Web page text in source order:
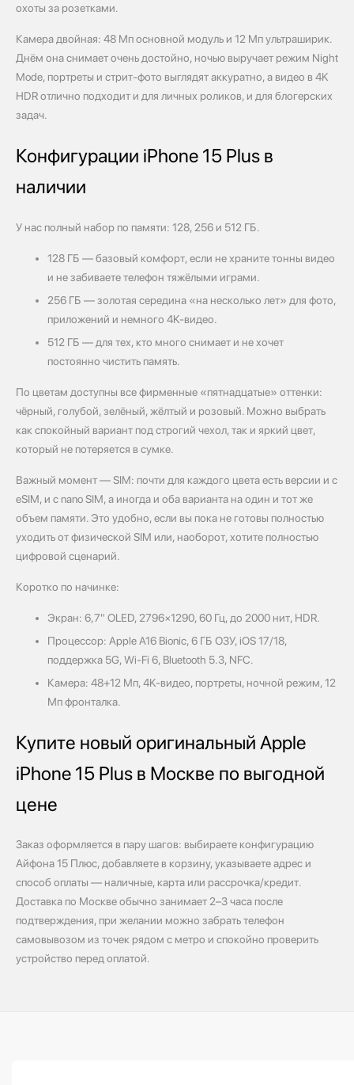
охоты за розетками.
Камера двойная: 48 Мп основной модуль и 12 Мп ультраширик.
Днём она снимает очень достойно, ночью выручает режим Night
Mode, портреты и стрит‑фото выглядят аккуратно, а видео в 4K
HDR отлично подходит и для личных роликов, и для блогерских
задач.
Конфигурации iPhone 15 Plus в
наличии
У нас полный набор по памяти: 128, 256 и 512 ГБ.
128 ГБ — базовый комфорт, если не храните тонны видео
и не забиваете телефон тяжёлыми играми.
256 ГБ — золотая середина «на несколько лет» для фото,
приложений и немного 4K‑видео.
512 ГБ — для тех, кто много снимает и не хочет
постоянно чистить память.
По цветам доступны все фирменные «пятнадцатые» оттенки:
чёрный, голубой, зелёный, жёлтый и розовый. Можно выбрать
как спокойный вариант под строгий чехол, так и яркий цвет,
который не потеряется в сумке.
Важный момент — SIM: почти для каждого цвета есть версии и с
eSIM, и с nano SIM, а иногда и оба варианта на один и тот же
объем памяти. Это удобно, если вы пока не готовы полностью
уходить от физической SIM или, наоборот, хотите полностью
цифровой сценарий.
Коротко по начинке:
Экран: 6,7" OLED, 2796×1290, 60 Гц, до 2000 нит, HDR.
Процессор: Apple A16 Bionic, 6 ГБ ОЗУ, iOS 17/18,
поддержка 5G, Wi‑Fi 6, Bluetooth 5.3, NFC.
Камера: 48+12 Мп, 4K‑видео, портреты, ночной режим, 12
Мп фронталка.
Купите новый оригинальный Apple
iPhone 15 Plus в Москве по выгодной
цене
Заказ оформляется в пару шагов: выбираете конфигурацию
Айфона 15 Плюс, добавляете в корзину, указываете адрес и
способ оплаты — наличные, карта или рассрочка/кредит.
Доставка по Москве обычно занимает 2–3 часа после
подтверждения, при желании можно забрать телефон
самовывозом из точек рядом с метро и спокойно проверить
устройство перед оплатой.